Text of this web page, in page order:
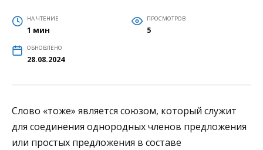
НА ЧТЕНИЕ
1 мин
ПРОСМОТРОВ
5
ОБНОВЛЕНО
28.08.2024
Слово «тоже» является союзом, который служит
для соединения однородных членов предложения
или простых предложения в составе